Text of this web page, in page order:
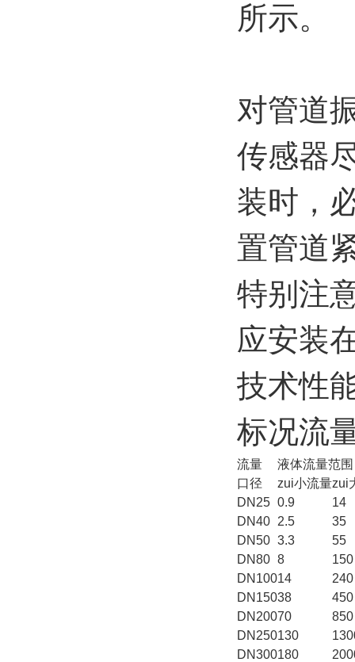
所示。
对管道
传感器
装时，
置管道
特别注
应安装
技术性
标况流
流量
液体流量范围
口径
zui小流量zui
DN25 0.9
14
DN40 2.5
35
DN50 3.3
55
DN80 8
150
DN10014
240
DN15038
450
DN20070
850
DN250130
DN300180